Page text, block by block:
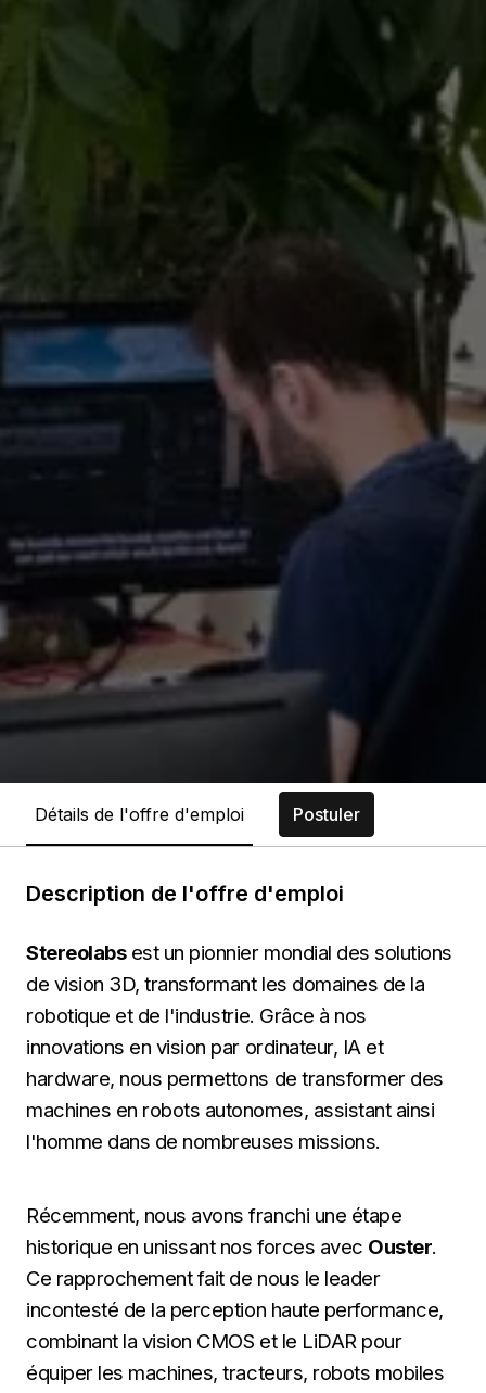
Détails de l'offre d'emploi Postuler
Description de l'offre d'emploi
Stereolabsest un pionnier mondial des solutions
de vision 3D, transformant les domaines de la
robotique et de l'industrie. Grâce à nos
innovations en vision par ordinateur, IA et
hardware, nous permettons de transformer des
machines en robots autonomes, assistant ainsi
l'homme dans de nombreuses missions.
Récemment, nous avons franchi une étape
historique en unissant nos forces avec Ouster.
Ce rapprochement fait de nous le leader
incontesté de la perception haute performance,
combinant la vision CMOS et le LiDAR pour
équiper les machines, tracteurs, robots mobiles